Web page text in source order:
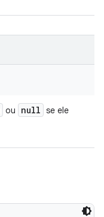
ou null se ele